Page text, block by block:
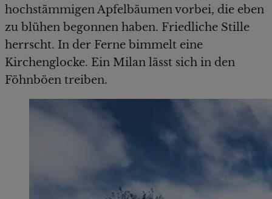
hochstämmigen Apfelbäumen vorbei, die eben
zu blühen begonnen haben. Friedliche Stille
herrscht. In der Ferne bimmelt eine
Kirchenglocke. Ein Milan lässt sich in den
Föhnböen treiben.